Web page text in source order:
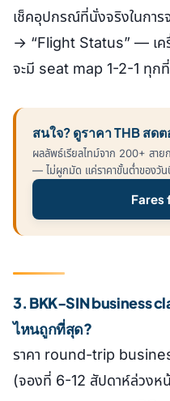
เช็คอุปกรณ์ที่นั่งจริงในกา
→ “Flight Status” — เค
จะมี seat map 1-2-1 ทุกที่
สนใจ? ดูราคา THB สด
ผลลัพธ์เรียลไทม์จาก 200+ สาย
— ไม่ผูกมัด แค่ราคาขั้นต่ำของวัน
Fares
3. BKK-SIN business
ไหนถูกที่สุด?
ราคา round-trip
(จองที่ 6-12 สัปดาห์ล่วงห